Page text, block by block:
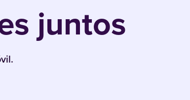
juntos